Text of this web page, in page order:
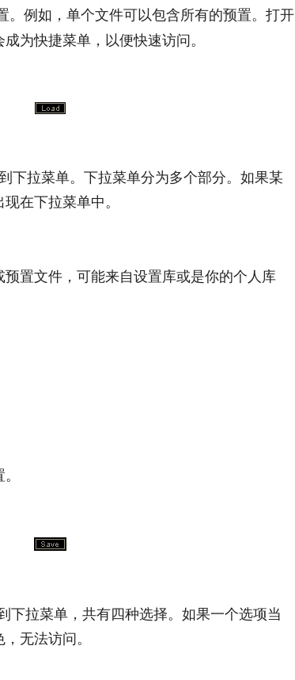
例如，单个文件可以包含所有的预置。打开
为快捷菜单，以便快速访问。
下拉菜单。下拉菜单分为多个部分。如果某
在下拉菜单中。
预置文件，可能来自设置库或是你的个人库
下拉菜单，共有四种选择。如果一个选项当
无法访问。